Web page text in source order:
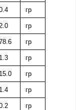
гр
гр
гр
1.3 гр
15.0 гр
1.4 гр
гр